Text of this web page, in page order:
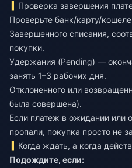
Проверка завершения
Проверьте банк/карту/
Завершенного списания,
покупки.
Удержания (Pending) —
занять 1–3 рабочих дня.
Отклоненного или
была совершена).
Если платеж в ожидании или
пропали, покупка просто не
Когда ждать, а когда
Подождите, если: